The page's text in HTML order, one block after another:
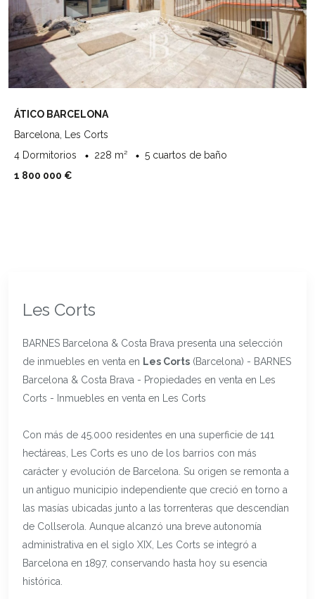
ÁTICO BARCELONA
Barcelona, Les Corts
4 Dormitorios
228 m²
5 cuartos de baño
1 800 000 €
Les Corts
BARNES Barcelona & Costa Brava presenta una selección
de inmuebles en venta en Les Corts (Barcelona) - BARNES
Barcelona & Costa Brava - Propiedades en venta en Les
Corts - Inmuebles en venta en Les Corts
Con más de 45.000 residentes en una superficie de 141
hectáreas, Les Corts es uno de los barrios con más
carácter y evolución de Barcelona. Su origen se remonta a
un antiguo municipio independiente que creció en torno a
las masías ubicadas junto a las torrenteras que descendían
de Collserola. Aunque alcanzó una breve autonomía
administrativa en el siglo XIX, Les Corts se integró a
Barcelona en 1897, conservando hasta hoy su esencia
histórica.